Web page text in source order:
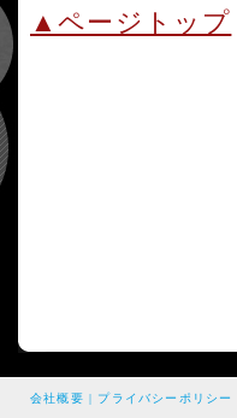
▲ページトップ
会社概要 | プライバシーポリシー